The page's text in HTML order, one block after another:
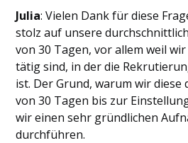
Julia: Vielen Dank für diese
stolz auf unsere
von 30 Tagen, vor allem weil
tätig sind, in der die
ist. Der Grund, warum wir
von 30 Tagen bis zur
wir einen sehr gründlichen
durchführen.